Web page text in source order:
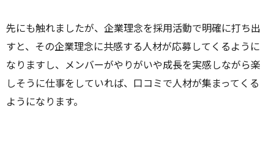
先にも触れましたが、企業理念を採用活動で明確に打ち出
すと、その企業理念に共感する人材が応募してくるように
なりますし、メンバーがやりがいや成長を実感しながら楽
しそうに仕事をしていれば、口コミで人材が集まってくる
ようになります。